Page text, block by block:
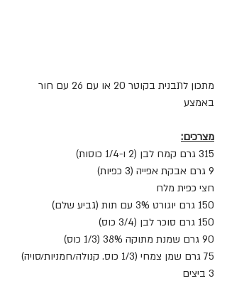
מתכון לתבנית בקוטר 20 או עם 26 עם חור
באמצע
מצרכים:
315 גרם קמח לבן (2 ו-1/4 כוסות)
9 גרם אבקת אפייה (3 כפיות)
חצי כפית מלח
150 גרם יוגורט 3% עם תות (גביע שלם)
150 גרם סוכר לבן (3/4 כוס)
90 גרם שמנת מתוקה 38% (1/3 כוס)
75 גרם שמן צמחי (1/3 כוס. קנולה/חמניות/סויה)
3 ביצים